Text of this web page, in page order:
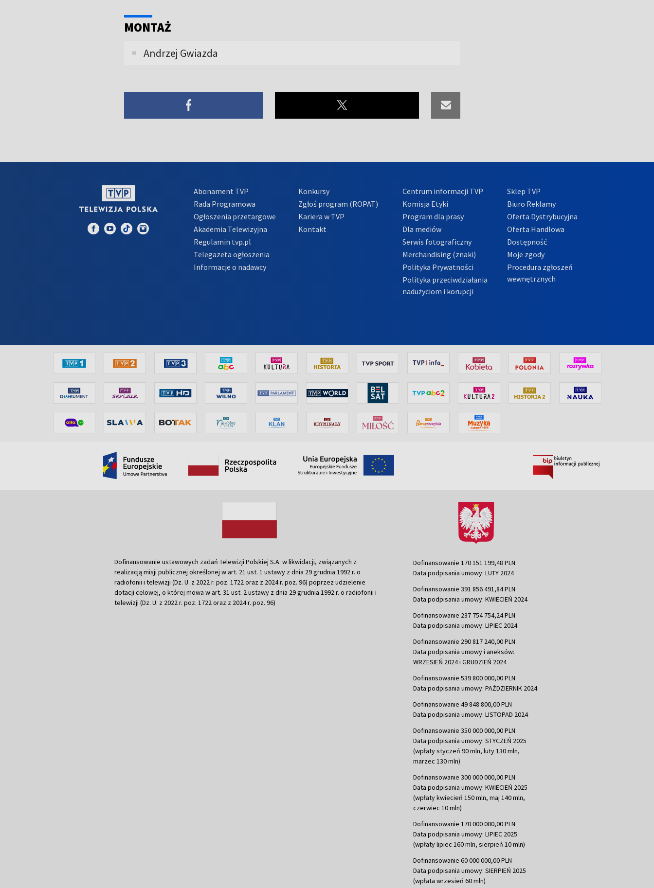
MONTAŻ
Andrzej Gwiazda
Abonament TVP
Rada Programowa
Ogłoszenia przetargowe
Akademia Telewizyjna
Regulamin tvp.pl
Telegazeta ogłoszenia
Informacje o nadawcy
Konkursy
Zgłoś program (ROPAT)
Kariera w TVP
Kontakt
Centrum informacji TVP
Komisja Etyki
Program dla prasy
Dla mediów
Serwis fotograficzny
Merchandising (znaki)
Polityka Prywatności
Polityka przeciwdziałania
nadużyciom i korupcji
Sklep TVP
Biuro Reklamy
Oferta Dystrybucyjna
Oferta Handlowa
Dostępność
Moje zgody
Procedura zgłoszeń
wewnętrznych
Dofinansowanie ustawowych zadań Telewizji Polskiej S.A. w likwidacji, związanych z
realizacją misji publicznej określonej w art. 21 ust. 1 ustawy z dnia 29 grudnia 1992 r. o
radiofonii i telewizji (Dz. U. z 2022 r. poz. 1722 oraz z 2024 r. poz. 96) poprzez udzielenie
dotacji celowej, o której mowa w art. 31 ust. 2 ustawy z dnia 29 grudnia 1992 r. o radiofonii i
telewizji (Dz. U. z 2022 r. poz. 1722 oraz z 2024 r. poz. 96)
Dofinansowanie 170 151 199,48 PLN
Data podpisania umowy: LUTY 2024
Dofinansowanie 391 856 491,84 PLN
Data podpisania umowy: KWIECIEŃ 2024
Dofinansowanie 237 754 754,24 PLN
Data podpisania umowy: LIPIEC 2024
Dofinansowanie 290 817 240,00 PLN
Data podpisania umowy i aneksów:
WRZESIEŃ 2024 i GRUDZIEŃ 2024
Dofinansowanie 539 800 000,00 PLN
Data podpisania umowy: PAŹDZIERNIK 2024
Dofinansowanie 49 848 800,00 PLN
Data podpisania umowy: LISTOPAD 2024
Dofinansowanie 350 000 000,00 PLN
Data podpisania umowy: STYCZEŃ 2025
(wpłaty styczeń 90 mln, luty 130 mln,
marzec 130 mln)
Dofinansowanie 300 000 000,00 PLN
Data podpisania umowy: KWIECIEŃ 2025
(wpłaty kwiecień 150 mln, maj 140 mln,
czerwiec 10 mln)
Dofinansowanie 170 000 000,00 PLN
Data podpisania umowy: LIPIEC 2025
(wpłaty lipiec 160 mln, sierpień 10 mln)
Dofinansowanie 60 000 000,00 PLN
Data podpisania umowy: SIERPIEŃ 2025
(wpłata wrzesień 60 mln)